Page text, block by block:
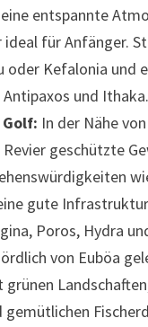
entspannte
ideal für Anfänger.
oder Kefalonia und
Antipaxos und Ithaka.
In der Nähe
geschützte
gute
Poros, Hydra
von Euböa
grünen
gemütlichen